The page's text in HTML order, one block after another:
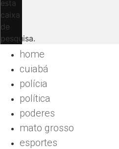
esta
caixa
de
pesquisa.
home
cuiabá
polícia
política
poderes
mato grosso
esportes